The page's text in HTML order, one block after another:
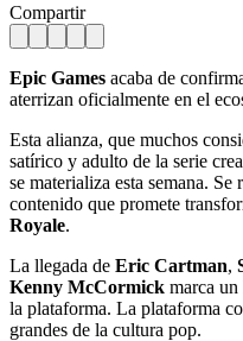
Compartir
Epic Games acaba de
aterrizan oficialmente en el
Esta alianza, que muchos
satírico y adulto de la serie
se materializa esta semana.
contenido que promete
Royale.
La llegada de Eric Cartman,
Kenny McCormick marca un
la plataforma. La plataforma
grandes de la cultura pop.